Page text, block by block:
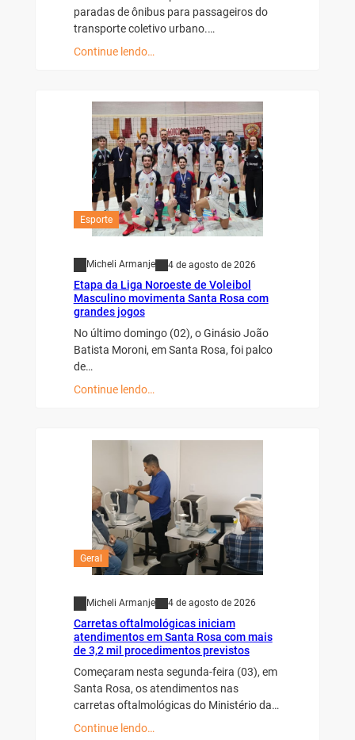
paradas de ônibus para passageiros do
transporte coletivo urbano.…
Continue lendo…
Esporte
Micheli Armanje 4 de agosto de 2026
Etapa da Liga Noroeste de Voleibol
Masculino movimenta Santa Rosa com
grandes jogos
No último domingo (02), o Ginásio João
Batista Moroni, em Santa Rosa, foi palco
de…
Continue lendo…
Geral
Micheli Armanje 4 de agosto de 2026
Carretas oftalmológicas iniciam
atendimentos em Santa Rosa com mais
de 3,2 mil procedimentos previstos
Começaram nesta segunda-feira (03), em
Santa Rosa, os atendimentos nas
carretas oftalmológicas do Ministério da…
Continue lendo…